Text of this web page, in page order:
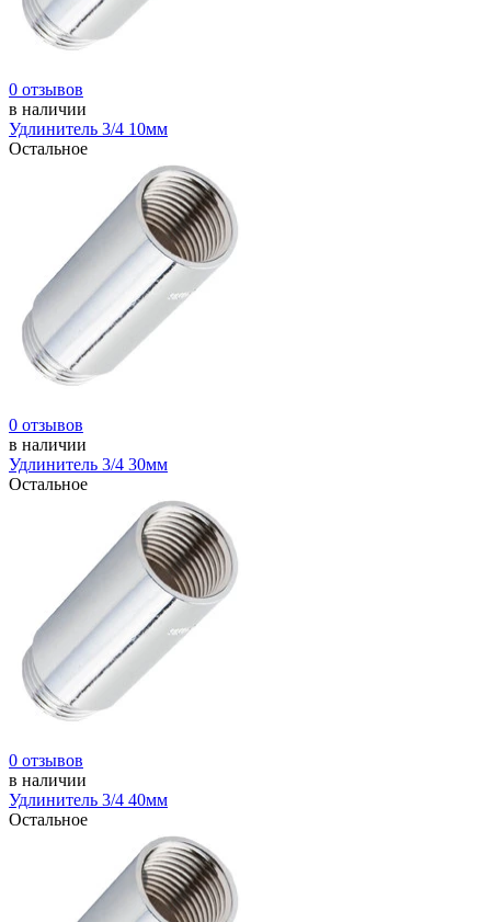
0 отзывов
в наличии
Удлинитель 3/4 10мм
Остальное
0 отзывов
в наличии
Удлинитель 3/4 30мм
Остальное
0 отзывов
в наличии
Удлинитель 3/4 40мм
Остальное